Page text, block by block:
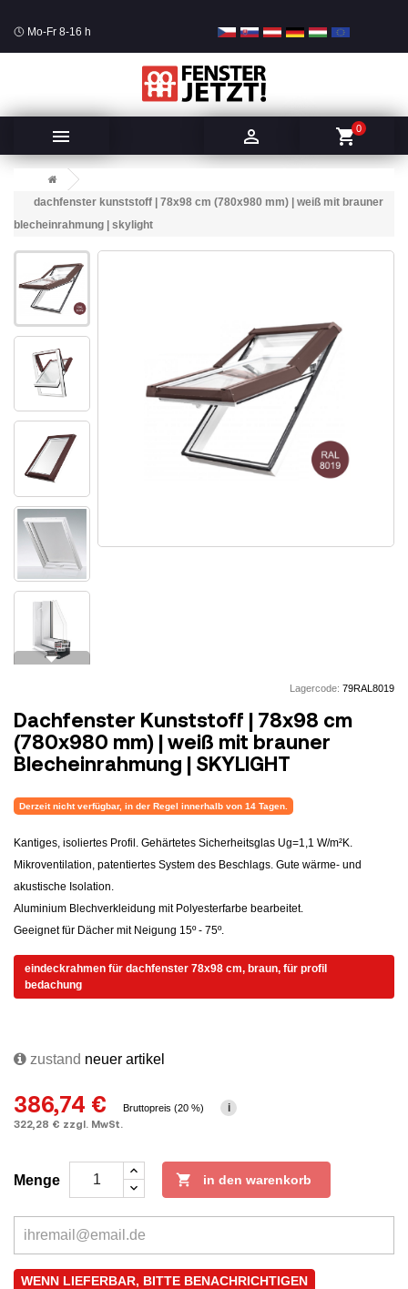
Mo-Fr 8-16 h
  shopping_cart0
dachfenster kunststoff | 78x98 cm (780x980 mm) | weiß mit brauner
blecheinrahmung | skylight
arrow_drop_down
Lagercode: 79RAL8019
Dachfenster Kunststoff | 78x98 cm
(780x980 mm) | weiß mit brauner
Blecheinrahmung | SKYLIGHT
Derzeit nicht verfügbar, in der Regel innerhalb von 14 Tagen.
Kantiges, isoliertes Profil. Gehärtetes Sicherheitsglas Ug=1,1 W/m²K.
Mikroventilation, patentiertes System des Beschlags. Gute wärme- und
akustische Isolation.
Aluminium Blechverkleidung mit Polyesterfarbe bearbeitet.
Geeignet für Dächer mit Neigung 15º - 75º.
eindeckrahmen für dachfenster 78x98 cm, braun, für profil
bedachung
zustand neuer artikel
386,74 €
322,28 € zzgl. MwSt.
Bruttopreis (20 %) i
Menge  in den warenkorb
WENN LIEFERBAR, BITTE BENACHRICHTIGEN